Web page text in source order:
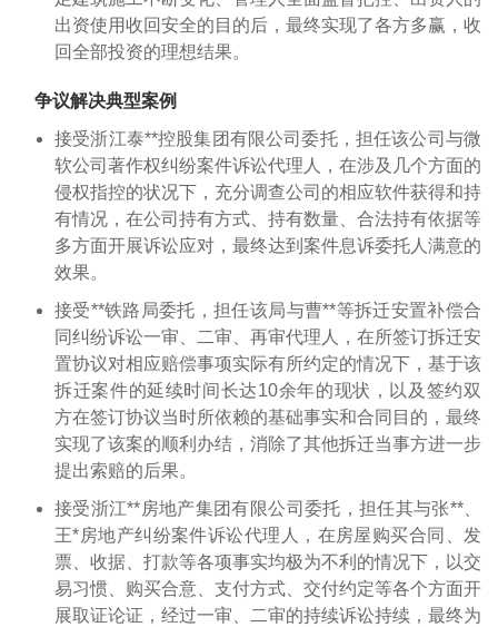
出资使用收回安全的目的后，最终实现了各方多赢，收
回全部投资的理想结果。
争议解决典型案例
接受浙江泰**控股集团有限公司委托，担任该公司与微
软公司著作权纠纷案件诉讼代理人，在涉及几个方面的
侵权指控的状况下，充分调查公司的相应软件获得和持
有情况，在公司持有方式、持有数量、合法持有依据等
多方面开展诉讼应对，最终达到案件息诉委托人满意的
效果。
接受**铁路局委托，担任该局与曹**等拆迁安置补偿合
同纠纷诉讼一审、二审、再审代理人，在所签订拆迁安
置协议对相应赔偿事项实际有所约定的情况下，基于该
拆迁案件的延续时间长达10余年的现状，以及签约双
方在签订协议当时所依赖的基础事实和合同目的，最终
实现了该案的顺利办结，消除了其他拆迁当事方进一步
提出索赔的后果。
接受浙江**房地产集团有限公司委托，担任其与张**、
王*房地产纠纷案件诉讼代理人，在房屋购买合同、发
票、收据、打款等各项事实均极为不利的情况下，以交
易习惯、购买合意、支付方式、交付约定等各个方面开
展取证论证，经过一审、二审的持续诉讼持续，最终为